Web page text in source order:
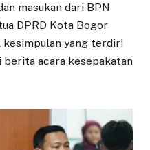
masukan dari BPN
DPRD Kota Bogor
yang terdiri
berita acara kesepakatan